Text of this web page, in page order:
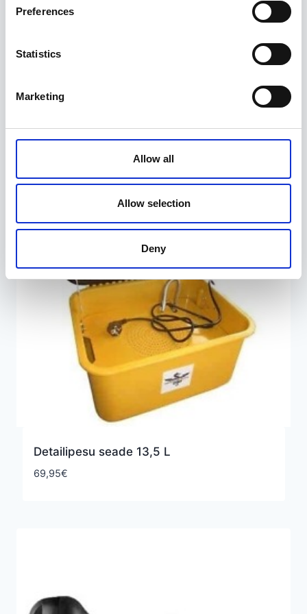
Preferences
Statistics
Marketing
Allow all
Allow selection
Deny
24,95€
Detailipesu seade 13,5 L
69,95€